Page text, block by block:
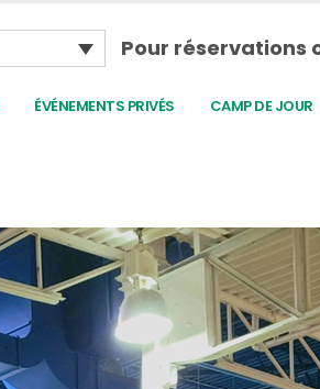
Pour réservations
ÉVÉNEMENTS PRIVÉS CAMP DE JOUR